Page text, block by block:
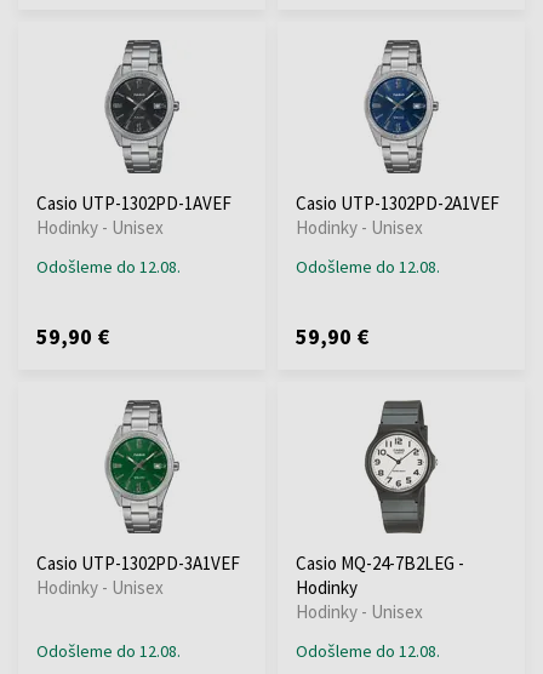
Casio UTP-1302PD-1AVEF
Hodinky - Unisex
Odošleme do 12.08.
59,90 €
Casio UTP-1302PD-2A1VEF
Hodinky - Unisex
Odošleme do 12.08.
59,90 €
Casio UTP-1302PD-3A1VEF
Hodinky - Unisex
Odošleme do 12.08.
Casio MQ-24-7B2LEG -
Hodinky
Hodinky - Unisex
Odošleme do 12.08.